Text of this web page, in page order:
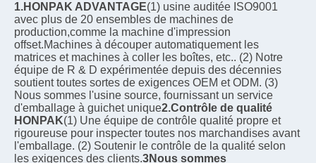
1.HONPAK ADVANTAGE(1) usine auditée ISO9001
avec plus de 20 ensembles de machines de
production,comme la machine d'impression
offset.Machines à découper automatiquement les
matrices et machines à coller les boîtes, etc.. (2) Notre
équipe de R & D expérimentée depuis des décennies
soutient toutes sortes de exigences OEM et ODM. (3)
Nous sommes l'usine source, fournissant un service
d'emballage à guichet unique2.Contrôle de qualité
HONPAK(1) Une équipe de contrôle qualité propre et
rigoureuse pour inspecter toutes nos marchandises avant
l'emballage. (2) Soutenir le contrôle de la qualité selon
les exigences des clients.3Nous sommes